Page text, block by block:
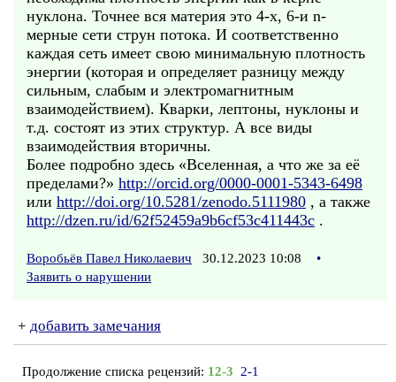
нуклона. Точнее вся материя это 4-х, 6-и n-
мерные сети струн потока. И соответственно
каждая сеть имеет свою минимальную плотность
энергии (которая и определяет разницу между
сильным, слабым и электромагнитным
взаимодействием). Кварки, лептоны, нуклоны и
т.д. состоят из этих структур. А все виды
взаимодействия вторичны.
Более подробно здесь «Вселенная, а что же за её
пределами?» http://orcid.org/0000-0001-5343-6498
или http://doi.org/10.5281/zenodo.5111980 , а также
http://dzen.ru/id/62f52459a9b6cf53c411443c .
Воробьёв Павел Николаевич 30.12.2023 10:08
•
Заявить о нарушении
+ добавить замечания
Продолжение списка рецензий: 12-3 2-1